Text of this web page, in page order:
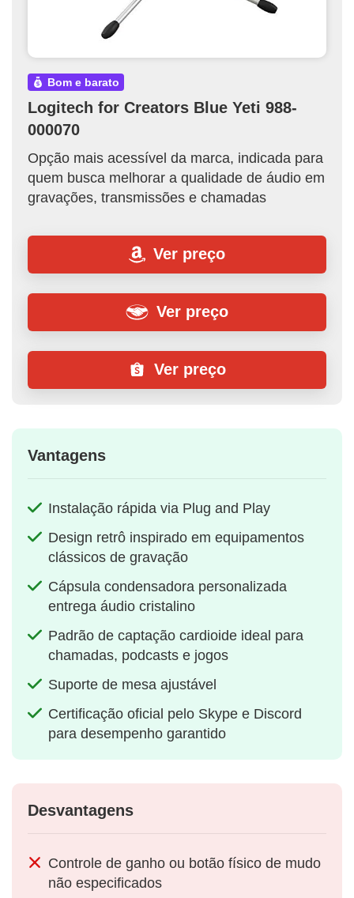
bom e barato
Logitech for Creators Blue Yeti 988-
000070
Opção mais acessível da marca, indicada para
quem busca melhorar a qualidade de áudio em
gravações, transmissões e chamadas
Ver preço
Ver preço
Ver preço
Vantagens
Instalação rápida via Plug and Play
Design retrô inspirado em equipamentos
clássicos de gravação
Cápsula condensadora personalizada
entrega áudio cristalino
Padrão de captação cardioide ideal para
chamadas, podcasts e jogos
Suporte de mesa ajustável
Certificação oficial pelo Skype e Discord
para desempenho garantido
Desvantagens
Controle de ganho ou botão físico de mudo
não especificados